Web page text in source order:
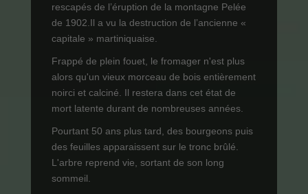
rescapés de l’éruption de la montagne Pelée
de 1902.Il a vu la destruction de l’ancienne «
capitale » martiniquaise.
Frappé de plein fouet, le fromager n'est plus
alors qu'un vieux morceau de bois entièrement
noirci et calciné. Il restera dans cet état de
mort latente durant de nombreuses années.
Pourtant 50 ans plus tard, des bourgeons puis
des feuilles apparaissent sur le tronc brûlé.
L'arbre reprend vie, sortant de son long
sommeil.